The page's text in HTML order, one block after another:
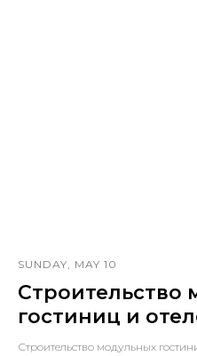
SUNDAY, MAY 10
Строительство
гостиниц и
Строительство модульных